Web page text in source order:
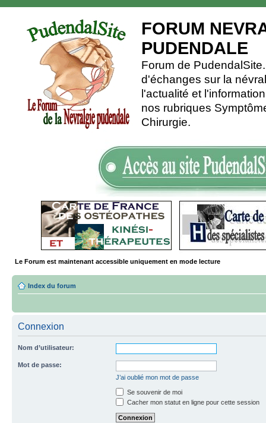
FORUM
PUDENDALE
Forum de
d'échanges sur la
l'actualité et
nos rubriques
Chirurgie.
Le Forum est maintenant accessible uniquement en mode lecture
Index du forum
Connexion
Nom d’utilisateur:
Mot de passe:
J’ai oublié mon mot de passe
Se souvenir de moi
Cacher mon statut en ligne pour cette session